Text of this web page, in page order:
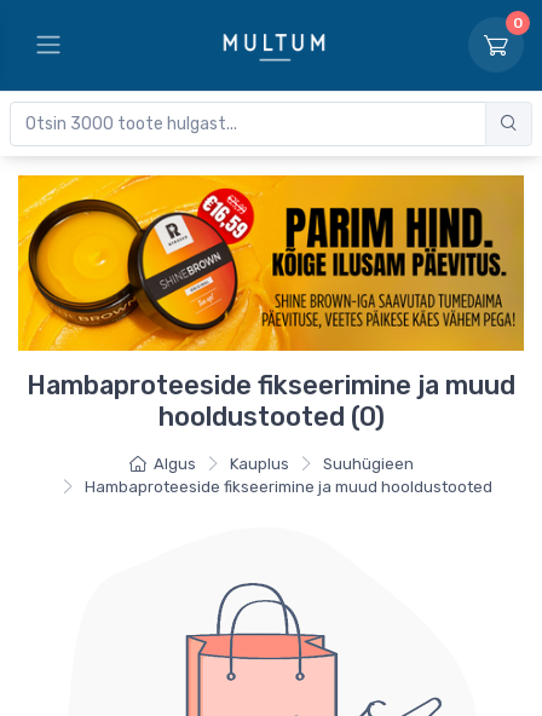
0
Hambaproteeside fikseerimine ja muud
hooldustooted (0)
Algus Kauplus
Suuhügieen
Hambaproteeside fikseerimine ja muud hooldustooted